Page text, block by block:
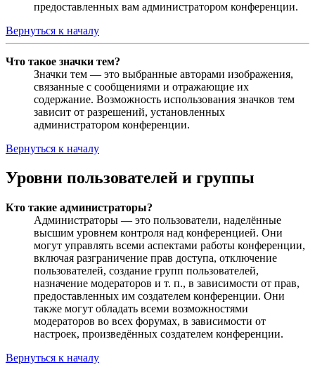
предоставленных вам администратором конференции.
Вернуться к началу
Что такое значки тем?
Значки тем — это выбранные авторами изображения,
связанные с сообщениями и отражающие их
содержание. Возможность использования значков тем
зависит от разрешений, установленных
администратором конференции.
Вернуться к началу
Уровни пользователей и группы
Кто такие администраторы?
Администраторы — это пользователи, наделённые
высшим уровнем контроля над конференцией. Они
могут управлять всеми аспектами работы конференции,
включая разграничение прав доступа, отключение
пользователей, создание групп пользователей,
назначение модераторов и т. п., в зависимости от прав,
предоставленных им создателем конференции. Они
также могут обладать всеми возможностями
модераторов во всех форумах, в зависимости от
настроек, произведённых создателем конференции.
Вернуться к началу